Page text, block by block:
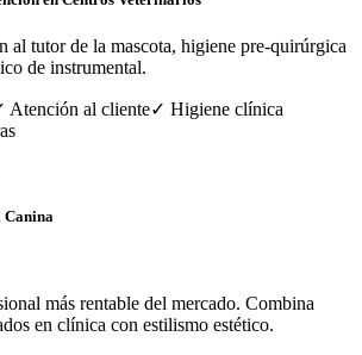
al tutor de la mascota, higiene pre-quirúrgica
de instrumental.
Atención al cliente✓ Higiene clínica
Canina
más rentable del mercado. Combina
en clínica con estilismo estético.